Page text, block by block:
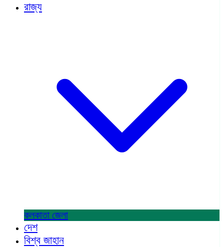
রাজ্য
কলকাতা জেলা
দেশ
বিশ্ব জাহান